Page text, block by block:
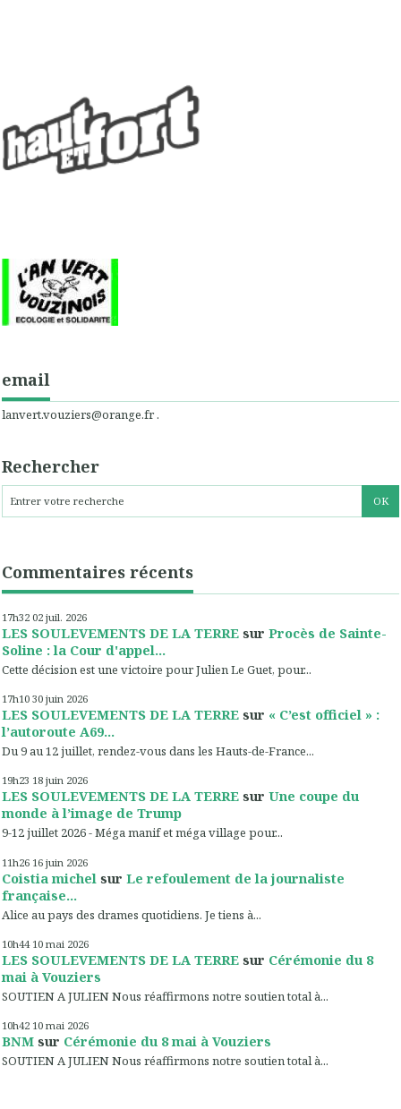
email
lanvert.vouziers@orange.fr .
Rechercher
Commentaires récents
17h32 02 juil. 2026
LES SOULEVEMENTS DE LA TERRE sur Procès de Sainte-
Soline : la Cour d'appel...
Cette décision est une victoire pour Julien Le Guet, pour...
17h10 30 juin 2026
LES SOULEVEMENTS DE LA TERRE sur « C’est officiel » :
l’autoroute A69...
Du 9 au 12 juillet, rendez-vous dans les Hauts-de-France...
19h23 18 juin 2026
LES SOULEVEMENTS DE LA TERRE sur Une coupe du
monde à l’image de Trump
9-12 juillet 2026 - Méga manif et méga village pour...
11h26 16 juin 2026
Coistia michel sur Le refoulement de la journaliste
française...
Alice au pays des drames quotidiens. Je tiens à...
10h44 10 mai 2026
LES SOULEVEMENTS DE LA TERRE sur Cérémonie du 8
mai à Vouziers
SOUTIEN A JULIEN Nous réaffirmons notre soutien total à...
10h42 10 mai 2026
BNM sur Cérémonie du 8 mai à Vouziers
SOUTIEN A JULIEN Nous réaffirmons notre soutien total à...